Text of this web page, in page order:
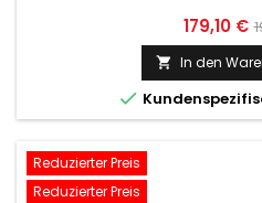
Preis
179,10 €
 In den

Reduzierter Preis
Reduzierter Preis